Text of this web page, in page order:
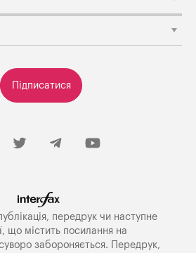
Підписатися
передрук чи наступне
що мiстить посилання на
забороняється. Передрук,